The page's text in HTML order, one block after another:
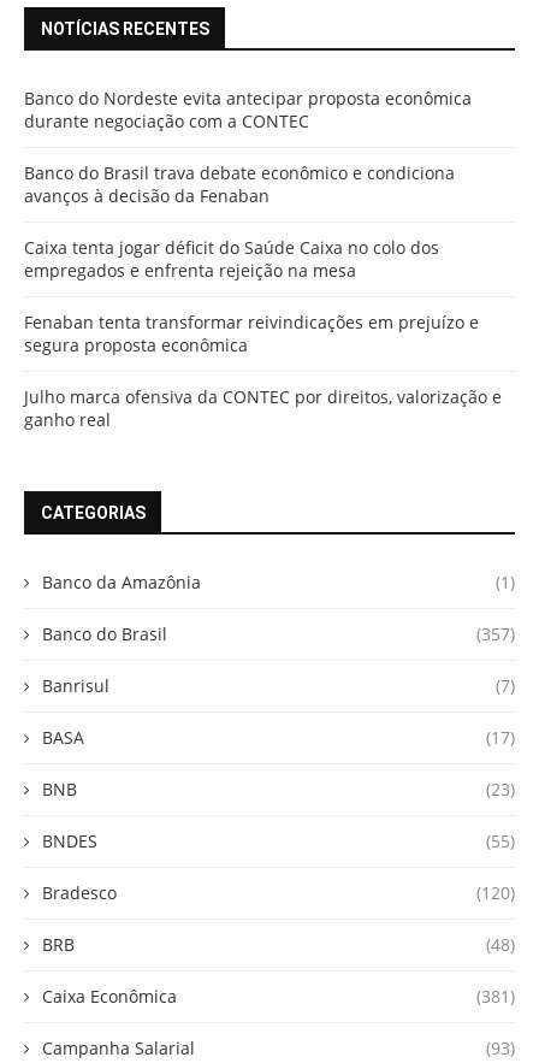
NOTÍCIAS RECENTES
Banco do Nordeste evita antecipar proposta econômica
durante negociação com a CONTEC
Banco do Brasil trava debate econômico e condiciona
avanços à decisão da Fenaban
Caixa tenta jogar déficit do Saúde Caixa no colo dos
empregados e enfrenta rejeição na mesa
Fenaban tenta transformar reivindicações em prejuízo e
segura proposta econômica
Julho marca ofensiva da CONTEC por direitos, valorização e
ganho real
CATEGORIAS
Banco da Amazônia (1)
Banco do Brasil (357)
Banrisul (7)
BASA (17)
BNB (23)
BNDES (55)
Bradesco (120)
BRB (48)
Caixa Econômica (381)
Campanha Salarial (93)